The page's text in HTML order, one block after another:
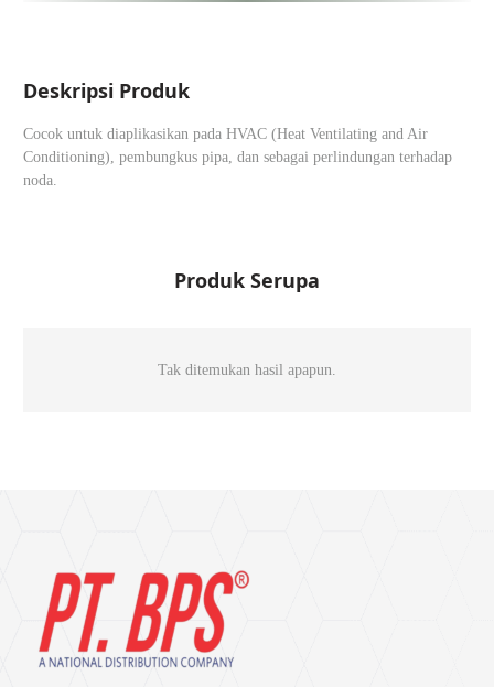
Deskripsi Produk
Cocok untuk diaplikasikan pada HVAC (Heat Ventilating and Air
Conditioning), pembungkus pipa, dan sebagai perlindungan terhadap
noda.
Produk Serupa
Tak ditemukan hasil apapun.